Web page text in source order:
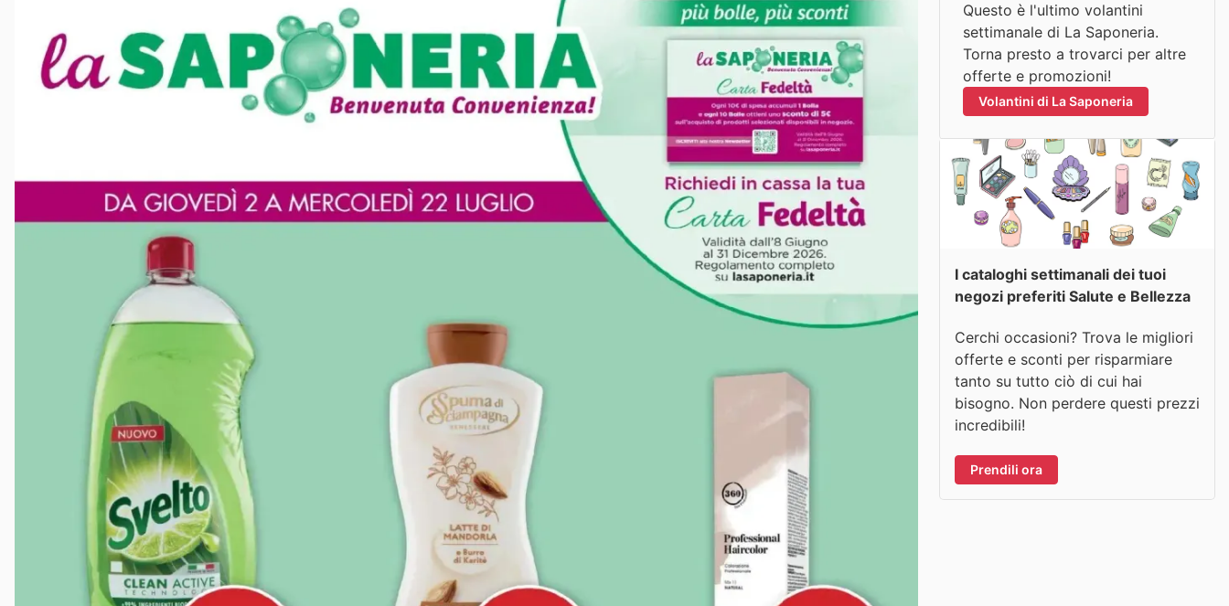
Questo è l'ultimo volantini
settimanale di La Saponeria.
Torna presto a trovarci per altre
offerte e promozioni!
Volantini di La Saponeria
I cataloghi settimanali dei tuoi
negozi preferiti Salute e Bellezza
Cerchi occasioni? Trova le migliori
offerte e sconti per risparmiare
tanto su tutto ciò di cui hai
bisogno. Non perdere questi prezzi
incredibili!
Prendili ora